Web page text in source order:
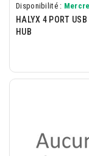
Disponibilité :
HALYX 4 PORT USB
HUB